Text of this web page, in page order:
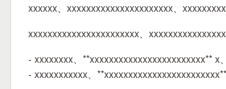
xxxxxx、xxxxxxxxxxxxxxxxxxxxxx、
xxxxxxxxxxxxxxxxxxxxxxx、
- xxxxxxxx、**xxxxxxxxxxxxxxxxxxxxxxxx** x
- xxxxxxxxxxx、